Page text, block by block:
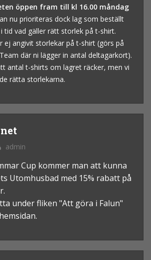
öppen fram till kl 16.00 måndag
nu prioriteras dock lag som beställt
tid vad gäller rätt storlek på t-shirt.
ej angivit storlekar på t-shirt (görs på
där ni lägger in antal deltagarkort).
antal t-shirts om lagret räcker, men vi
rätta storlekarna.
admin
Cup kommer man att kunna
Utomhusbad med 15% rabatt på
under fliken "Att göra i Falun"